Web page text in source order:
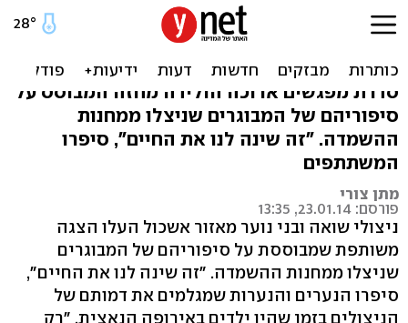
בני נוער מגלמים ניצולי שואה
בהצגה משותפת
סדרת מפגשים ארוכה הולידה מחזה המבוסס על
סיפוריהם של המבוגרים שניצלו ממחנות
ההשמדה. "זה שינה לנו את החיים", סיפרו
המשתתפים
מתן צורי
פורסם: 23.01.14, 13:35
ניצולי שואה ובני נוער מאזור אשכול העלו הצגה
משותפת שמבוססת על סיפוריהם של המבוגרים
שניצלו ממחנות ההשמדה. "זה שינה לנו את החיים",
סיפרו הנערים והנערות שמגלמים את דמותם של
הניצולים בזמן שהיו ילדים באירופה הנאצית. "רק